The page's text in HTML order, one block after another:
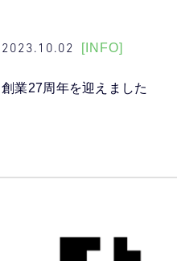
2023.10.02 [INFO]
創業27周年を迎えました